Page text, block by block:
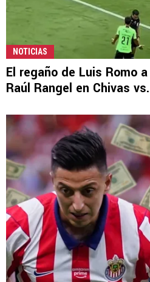
NOTICIAS
El regaño de Luis Romo
Raúl Rangel en Chivas